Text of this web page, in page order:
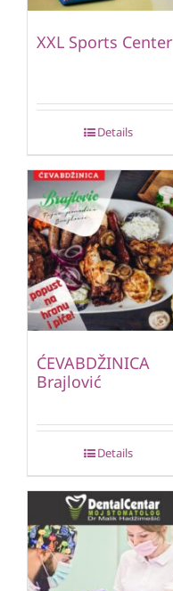
XXL Sports Center
Details
ĆEVABDŽINICA
Brajlović
Details